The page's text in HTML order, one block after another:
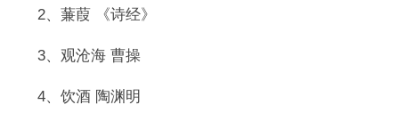
2、蒹葭 《诗经》
3、观沧海 曹操
4、饮酒 陶渊明